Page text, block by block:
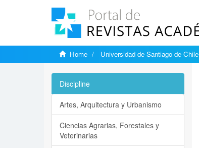
Home Universidad de Santiago de Chile
Discipline
Artes, Arquitectura y Urbanismo
Ciencias Agrarias, Forestales y
Veterinarias